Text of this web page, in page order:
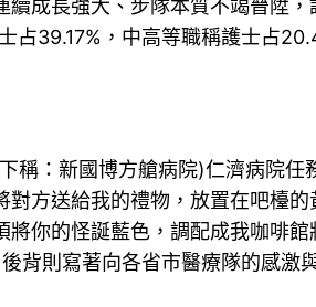
續成長強大、步隊本質不竭晉陞
占39.17%，中高等職稱護士占
稱：新國博方艙病院)仁濟病院
對方送給我的禮物，放置在吧檯
你的怪誕藍色，調配成我咖啡
後背則寫著向各省市醫療隊的感